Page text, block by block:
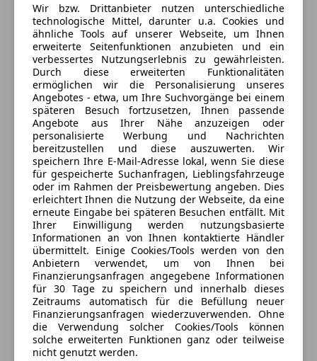
Bestandsnummer
TX83791
Highlights
19" Leichtmetallfelgen
* Einparkhilfe vorne und hinten
* Fernlichtassistent
* Geschwindigkeitsbegrenzer
* LED-Scheinwerfer
* M-Sportpaket
* Navigationssystem
* Rückfahrkamera
* Schiebedach
* Sitzheizung vorne
* Spurverlassenswarnung
* Tempomat
* Verkehrszeichenerkennung
* Volldigitales Kombiinstrument
Komtort
* 3-Zonen Klimaautomatik
Anbieter kontaktieren
Deine Nachricht
3 ähnliche Fahrzeuge gefunden
Ich erlaube den Händlern dieser
Fahrzeuge mich zu kontaktieren.
Dein Name
Deine E-Mail
Wir bzw. Drittanbieter nutzen unterschiedliche
technologische Mittel, darunter u.a. Cookies und
ähnliche Tools auf unserer Webseite, um Ihnen
erweiterte Seitenfunktionen anzubieten und ein
verbessertes Nutzungserlebnis zu gewährleisten.
Durch diese erweiterten Funktionalitäten
ermöglichen wir die Personalisierung unseres
Angebotes - etwa, um Ihre Suchvorgänge bei einem
späteren Besuch fortzusetzen, Ihnen passende
Angebote aus Ihrer Nähe anzuzeigen oder
personalisierte Werbung und Nachrichten
bereitzustellen und diese auszuwerten. Wir
speichern Ihre E-Mail-Adresse lokal, wenn Sie diese
für gespeicherte Suchanfragen, Lieblingsfahrzeuge
oder im Rahmen der Preisbewertung angeben. Dies
erleichtert Ihnen die Nutzung der Webseite, da eine
erneute Eingabe bei späteren Besuchen entfällt. Mit
Ihrer Einwilligung werden nutzungsbasierte
Informationen an von Ihnen kontaktierte Händler
übermittelt. Einige Cookies/Tools werden von den
Anbietern verwendet, um von Ihnen bei
Finanzierungsanfragen angegebene Informationen
für 30 Tage zu speichern und innerhalb dieses
Zeitraums automatisch für die Befüllung neuer
Finanzierungsanfragen wiederzuverwenden. Ohne
die Verwendung solcher Cookies/Tools können
solche erweiterten Funktionen ganz oder teilweise
nicht genutzt werden.